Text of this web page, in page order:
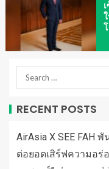
RECENT POSTS
AirAsia X SEE FAH
ต่อยอดเสิร์ฟความอร่